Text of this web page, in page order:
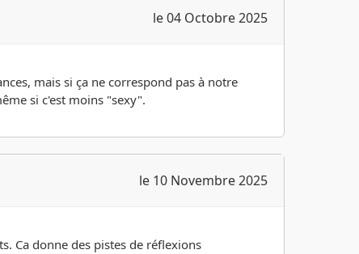
le 04 Octobre 2025
mais si ça ne correspond pas à notre
si c'est moins "sexy".
le 10 Novembre 2025
Ca donne des pistes de réflexions